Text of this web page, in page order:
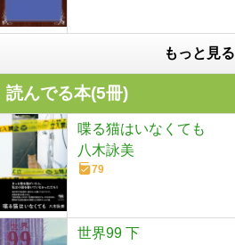
もっと見る
読んでる本(5冊)
喋る猫はいなくても
八木詠美
79
世界99 下